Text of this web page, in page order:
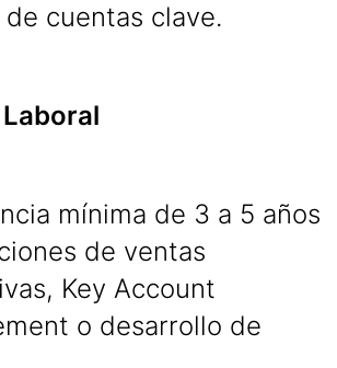
cuentas clave.
mínima de 3 a 5 años
de ventas
Key Account
o desarrollo de